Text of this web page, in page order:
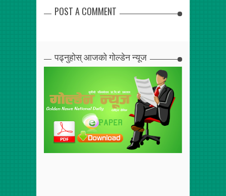
POST A COMMENT
पढ्नुहोस् आजको गोल्डेन न्यूज